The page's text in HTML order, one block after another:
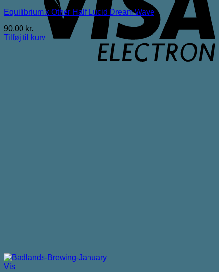
Equilibrium x Other Half Lucid Dream Wave
90,00 kr.
Tilføj til kurv
Vis